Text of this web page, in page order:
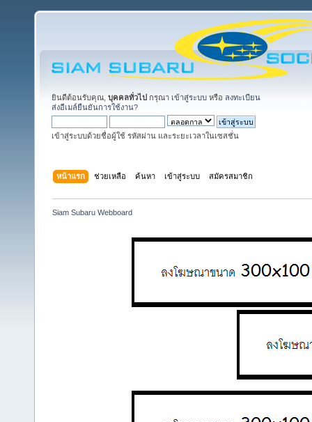
ยินดีต้อนรับคุณ, บุคคลทั่วไป กรุณา เข้าสู่ระบบ หรือ ลงทะเบียน
ส่งอีเมล์ยืนยันการใช้งาน?
เข้าสู่ระบบด้วยชื่อผู้ใช้ รหัสผ่าน และระยะเวลาในเซสชั่น
หน้าแรก ช่วยเหลือ ค้นหา เข้าสู่ระบบ สมัครสมาชิก
Siam Subaru Webboard